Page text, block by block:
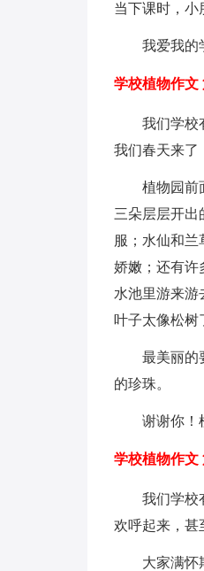
当下课时，
我爱我的
学校植物作文
我们学校
我们春天来了
植物园前
三朵层层开出
服；水仙和
娇嫩；还有许
水池里游来游
叶子太像松
最美丽的
的珍珠。
谢谢你！
学校植物作文
我们学校
欢呼起来，甚
大家满怀